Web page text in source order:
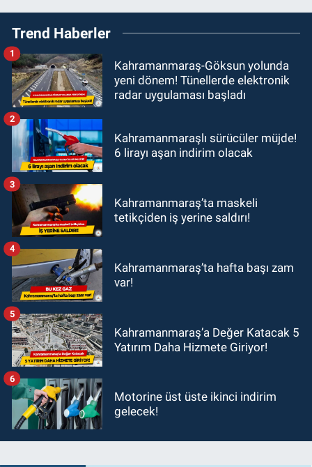
Trend Haberler
Kahramanmaraş-Göksun yolunda
yeni dönem! Tünellerde elektronik
radar uygulaması başladı
1
Kahramanmaraşlı sürücüler müjde!
6 lirayı aşan indirim olacak
2
Kahramanmaraş’ta maskeli
tetikçiden iş yerine saldırı!
3
Kahramanmaraş’ta hafta başı zam
var!
4
Kahramanmaraş’a Değer Katacak 5
Yatırım Daha Hizmete Giriyor!
5
Motorine üst üste ikinci indirim
gelecek!
6